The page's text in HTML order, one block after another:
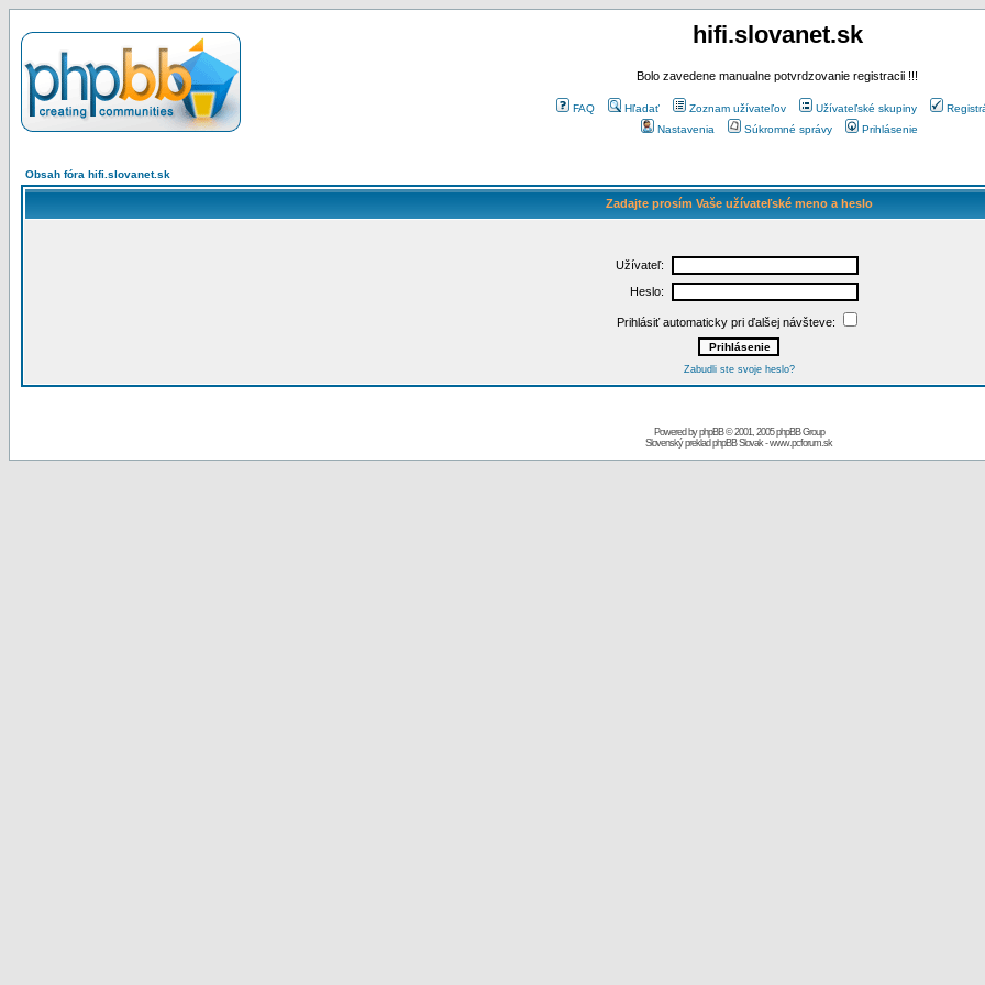
hifi.slovanet.sk
Bolo zavedene manualne potvrdzovanie registracii !!!
FAQ Hľadať Zoznam užívateľov Užívateľské skupiny
Nastavenia
Súkromné správy Prihlásenie
Obsah fóra hifi.slovanet.sk
Zadajte prosím Vaše užívateľské meno a heslo
Užívateľ:
Heslo:
Prihlásiť automaticky pri ďalšej návšteve:
Zabudli ste svoje heslo?
Powered byphpBB© 2001, 2005 phpBB Group
Slovenský preklad phpBB Slovak-www.pcforum.sk